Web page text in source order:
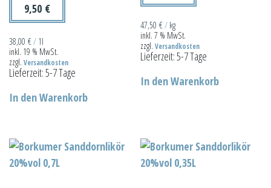
9,50 €
38,00 €/ 1l
inkl. 19 % MwSt.
zzgl. Versandkosten
Lieferzeit:5-7 Tage
In den Warenkorb
47,50€/ kg
inkl. 7 % MwSt.
zzgl.Versandkosten
Lieferzeit:5-7 Tage
In den Warenkorb